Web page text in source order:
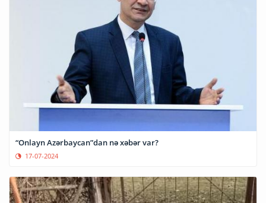
“Onlayn Azərbaycan”dan nə xəbər var?
17-07-2024